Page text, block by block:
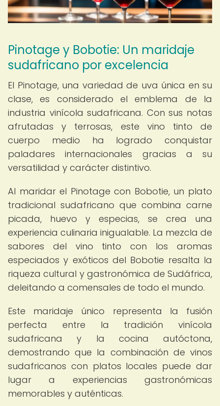
Pinotage y Bobotie: Un maridaje
sudafricano por excelencia
El Pinotage, una variedad de uva única en su
clase, es considerado el emblema de la
industria vinícola sudafricana. Con sus notas
afrutadas y terrosas, este vino tinto de
cuerpo medio ha logrado conquistar
paladares internacionales gracias a su
versatilidad y carácter distintivo.
Al maridar el Pinotage con Bobotie, un plato
tradicional sudafricano que combina carne
picada, huevo y especias, se crea una
experiencia culinaria inigualable. La mezcla de
sabores del vino tinto con los aromas
especiados y exóticos del Bobotie resalta la
riqueza cultural y gastronómica de Sudáfrica,
deleitando a comensales de todo el mundo.
Este maridaje único representa la fusión
perfecta entre la tradición vinícola
sudafricana y la cocina autóctona,
demostrando que la combinación de vinos
sudafricanos con platos locales puede dar
lugar a experiencias gastronómicas
memorables y auténticas.